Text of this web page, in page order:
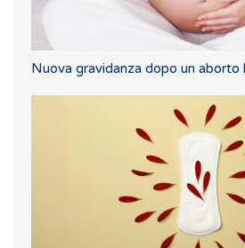
Nuova gravidanza dopo un aborto